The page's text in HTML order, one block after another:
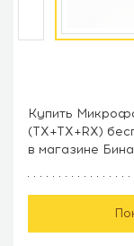
Купить
(TX+TX+RX)
в магазине